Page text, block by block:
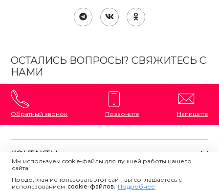
ОСТАЛИСЬ ВОПРОСЫ? СВЯЖИТЕСЬ С
НАМИ
Обратный звонок Позвоните Напишите
КОНТАКТЫ
8 (800) 333-87-72
Напишите нам
ПОЛЕЗНАЯ ИНФОРМАЦИЯ
Мы используем cookie-файлы для лучшей работы нашего
сайта.
Продолжая использовать этот сайт, вы соглашаетесь с
использованием сookie-файлов. Подробнее